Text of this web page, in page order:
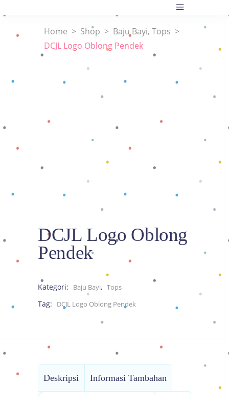
Home > Shop > Baju Bayi, Tops >
DCJL Logo Oblong Pendek
DCJL Logo Oblong
Pendek
Kategori: Baju Bayi, Tops
Tag: DCJL Logo Oblong Pendek
Deskripsi Informasi Tambahan